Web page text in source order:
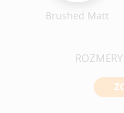
Brushed Matt